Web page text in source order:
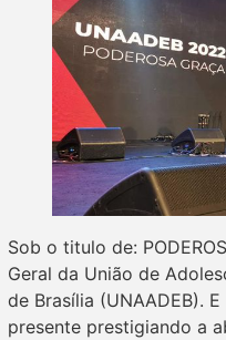
Sob o titulo de:
Geral da União de
de Brasília (UNAADEB).
presente prestigiando a